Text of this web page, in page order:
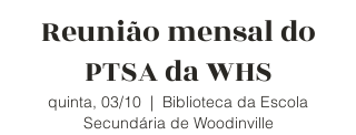
Reunião mensal do
PTSA da WHS
quinta, 03/10
  |
Biblioteca da Escola
Secundária de Woodinville